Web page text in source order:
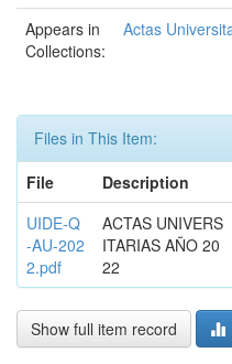
Appears in
Collections:
Actas
Files in This Item:
File
Description
UIDE-Q
-AU-202
2.pdf
ACTAS UNIVERS
ITARIAS AÑO 20
22
Show full item record